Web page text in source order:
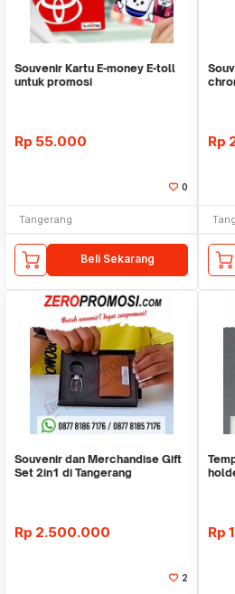
Souvenir Kartu E-money E-toll
untuk promosi
Rp 55.000
0
Tangerang
Beli Sekarang
Rp
Souvenir dan Merchandise Gift
Set 2in1 di Tangerang
Rp 2.500.000
2
Rp